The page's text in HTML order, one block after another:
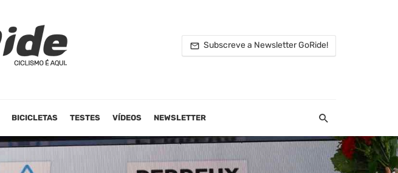
Subscreve a Newsletter GoRide!
BICICLETAS TESTES VÍDEOS NEWSLETTER